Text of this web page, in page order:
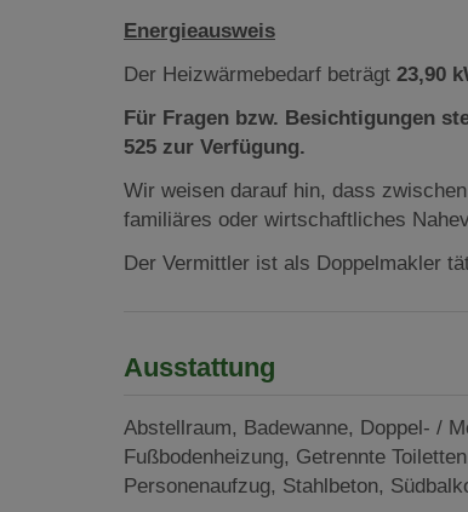
Energieausweis
Der Heizwärmebedarf beträgt 23,90
Für Fragen bzw. Besichtigungen
525 zur Verfügung.
Wir weisen darauf hin, dass
familiäres oder wirtschaftliches
Der Vermittler ist als Doppelmakler
Ausstattung
Abstellraum Badewanne Doppel- /
Fußbodenheizung Getrennte Toiletten
Personenaufzug Stahlbeton